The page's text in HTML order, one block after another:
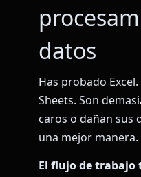
datos
Has probado
Sheets. Son
caros o dañan sus
una mejor manera.
El flujo de trabajo